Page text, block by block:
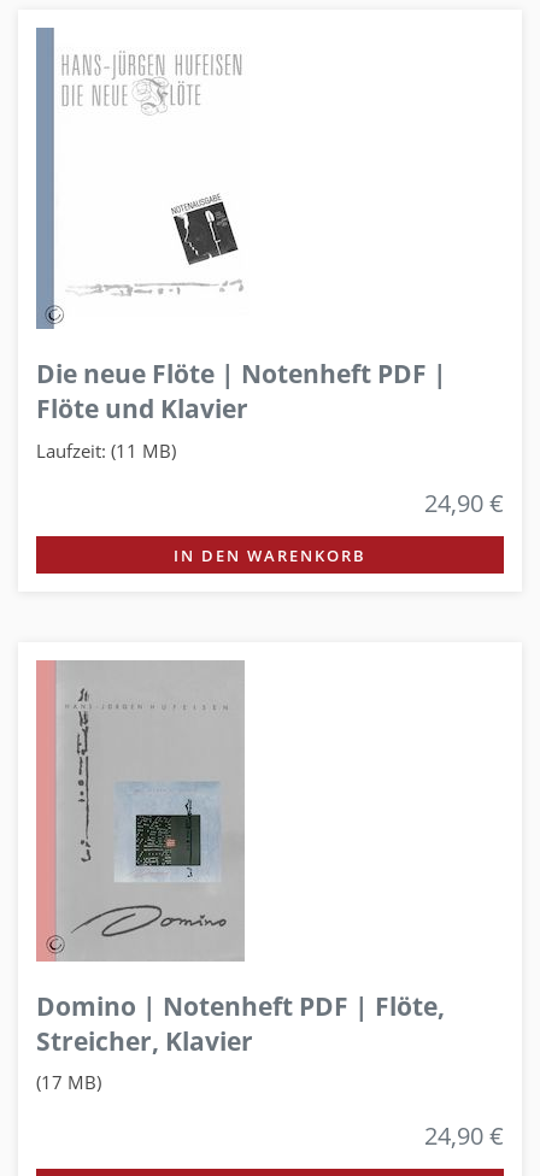
Die neue Flöte | Notenheft PDF |
Flöte und Klavier
Laufzeit: (11 MB)
24,90 €
IN DEN WARENKORB
Domino | Notenheft PDF | Flöte,
Streicher, Klavier
(17 MB)
24,90 €